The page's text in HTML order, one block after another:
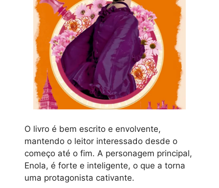
O livro é bem escrito e envolvente,
mantendo o leitor interessado desde o
começo até o fim. A personagem principal,
Enola, é forte e inteligente, o que a torna
uma protagonista cativante.